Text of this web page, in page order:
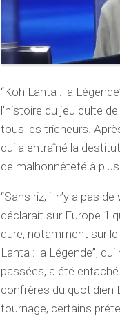
“Koh Lanta : la
l’histoire du jeu culte
tous les tricheurs.
qui a entraîné la
de malhonnêteté à
“Sans riz, il n’y a pas
déclarait sur Europe 1
dure, notamment sur
Lanta : la Légende”,
passées, a été
confrères du quotidien
tournage, certains